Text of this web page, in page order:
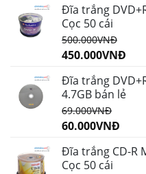
Đĩa trắng
Cọc 50 cái
500.000VNĐ
450.000VNĐ
Đĩa trắng
4.7GB bán lẻ
69.000VNĐ
60.000VNĐ
Đĩa trắng CD-R
Cọc 50 cái